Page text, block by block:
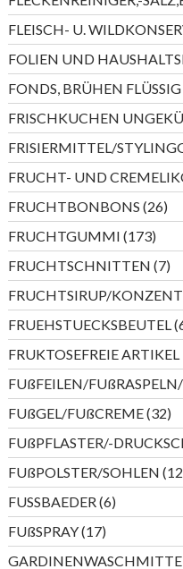
FLEISCH- U.
FOLIEN UND
FONDS, BRÜHEN
FRISCHKUCHEN
FRISIERMITTEL/
FRUCHT- UND
FRUCHTBONBONS 2626
FRUCHTGUMMI 173173
FRUCHTSCHNITTEN 77
FRUCHTSIRUP/
FRUEHSTUECKSBEUTEL
FRUKTOSEFREIE
FUßFEILEN/
FUßGEL/FUßCREME 3232
FUßPFLASTER/-
FUßPOLSTER/SOHLEN 12
FUSSBAEDER 66
Produkte
FUßSPRAY 1717
Produkte